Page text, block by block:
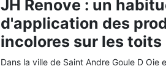
JH Renove : un
d'application des
incolores sur les toits
Dans la ville de Saint Andre Goule D Oie